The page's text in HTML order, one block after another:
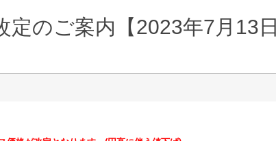
定のご案内【2023年7月13日